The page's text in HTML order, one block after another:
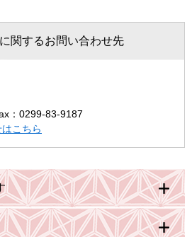
関するお問い合わせ先
：0299-83-9187
こちら